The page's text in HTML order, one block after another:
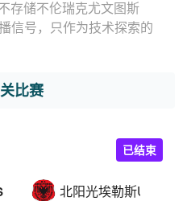
存储不伦瑞克尤文图斯
信号，只作为技术探索的
比赛
北阳光埃勒斯U23
已结束